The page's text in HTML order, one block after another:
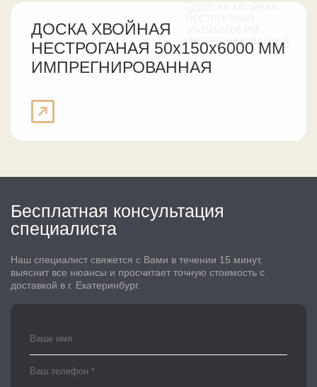
ДОСКА ХВОЙНАЯ
НЕСТРОГАНАЯ 50х150х6000 ММ
ИМПРЕГНИРОВАННАЯ
Бесплатная консультация
специалиста
Наш специалист свяжется с Вами в течении 15 минут,
выяснит все нюансы и просчитает точную стоимость с
доставкой в г. Екатеринбург.